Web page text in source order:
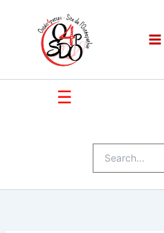
☰
for: